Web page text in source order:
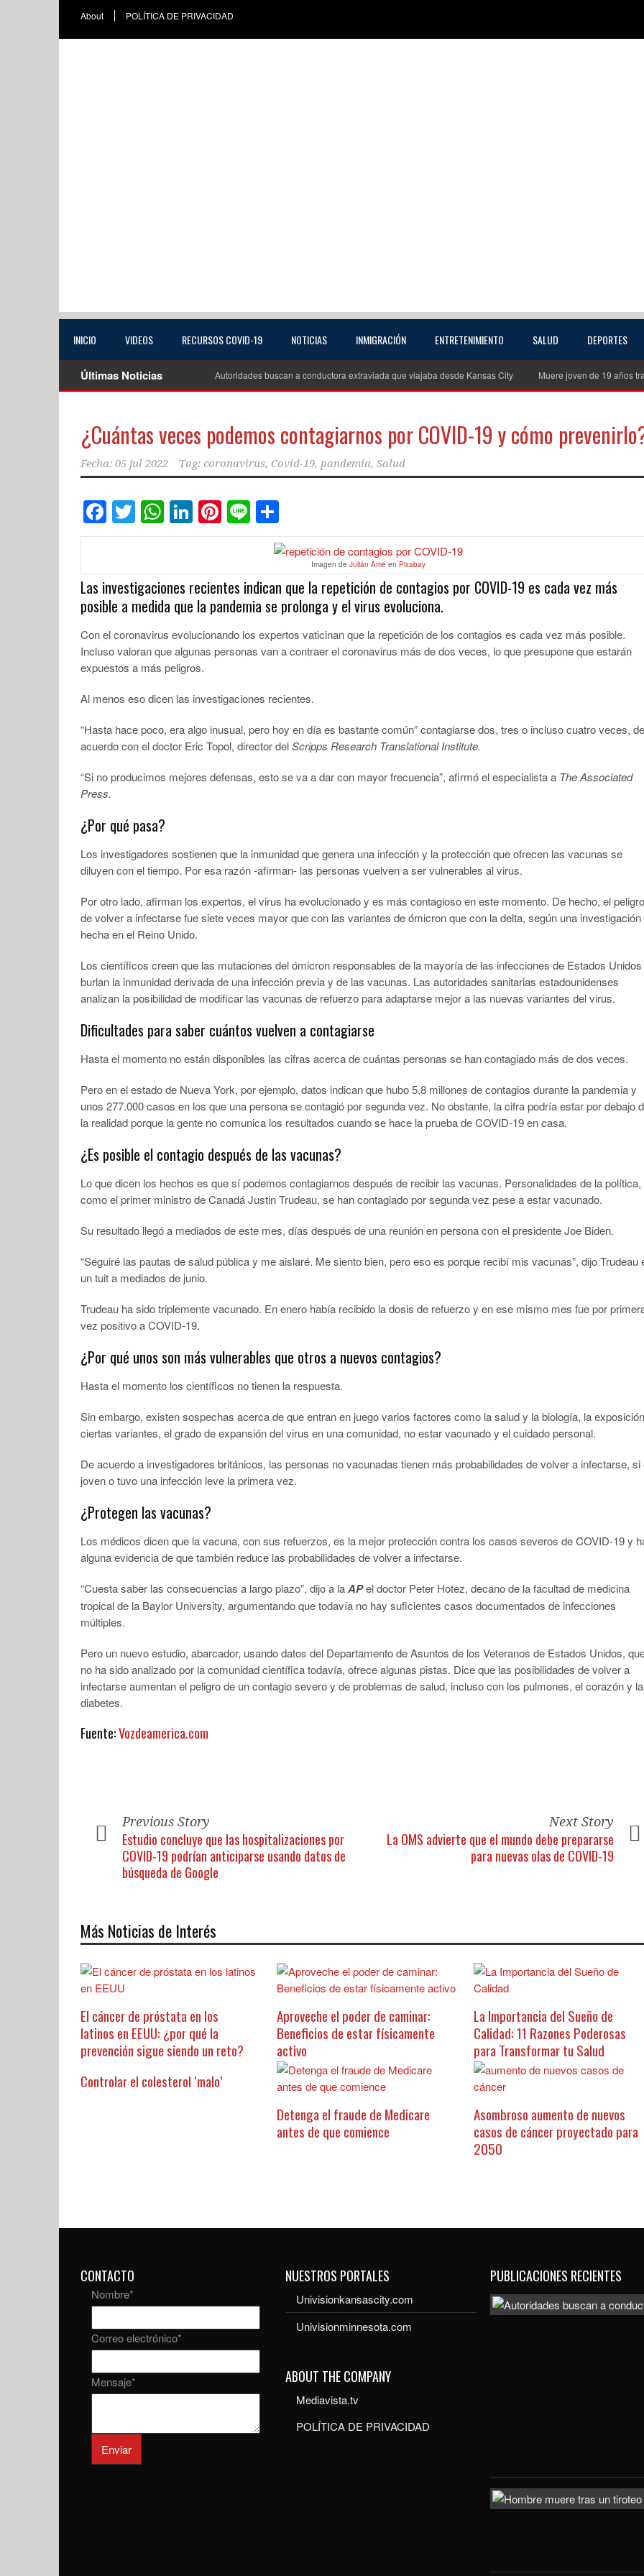
About POLÍTICA DE PRIVACIDAD
INICIO VIDEOS RECURSOS COVID-19 NOTICIAS INMIGRACIÓN ENTRETENIMIENTO SALUD DEPORTES
Últimas Noticias Autoridades buscan a conductora extraviada que viajaba desde Kansas City Muere joven de 19 años
¿Cuántas veces podemos contagiarnos por COVID-19 y cómo
Fecha: 05 jul 2022 Tag: coronavirus, Covid-19, pandemia, Salud
Facebook
Twitter
WhatsApp
LinkedIn
Pinterest
Line
Imagen de Julián Amé en Pixabay
Las investigaciones recientes indican que la repetición de contagios por COVID-19 es cada vez más
posible a medida que la pandemia se prolonga y el virus evoluciona.
Con el coronavirus evolucionando los expertos vaticinan que la repetición de los contagios es cada vez más posible.
Incluso valoran que algunas personas van a contraer el coronavirus más de dos veces, lo que presupone que estarán
expuestos a más peligros.
Al menos eso dicen las investigaciones recientes.
“Hasta hace poco, era algo inusual, pero hoy en día es bastante común” contagiarse dos, tres o incluso cuatro veces, de
acuerdo con el doctor Eric Topol, director delScripps Research Translational Institute.
“Si no producimos mejores defensas, esto se va a dar con mayor frecuencia”, afirmó el especialista a The Associated
Press.
¿Por qué pasa?
Los investigadores sostienen que la inmunidad que genera una infección y la protección que ofrecen las vacunas se
diluyen con el tiempo. Por esa razón -afirman- las personas vuelven a ser vulnerables al virus.
Por otro lado, afirman los expertos, el virus ha evolucionado y es más contagioso en este momento. De hecho, el peligro
de volver a infectarse fue siete veces mayor que con las variantes de ómicron que con la delta, según una investigación
hecha en el Reino Unido.
Los científicos creen que las mutaciones del ómicron responsables de la mayoría de las infecciones de Estados Unidos
burlan la inmunidad derivada de una infección previa y de las vacunas. Las autoridades sanitarias estadounidenses
analizan la posibilidad de modificar las vacunas de refuerzo para adaptarse mejor a las nuevas variantes del virus.
Dificultades para saber cuántos vuelven a contagiarse
Hasta el momento no están disponibles las cifras acerca de cuántas personas se han contagiado más de dos veces.
Pero en el estado de Nueva York, por ejemplo, datos indican que hubo 5,8 millones de contagios durante la pandemia y
unos 277.000 casos en los que una persona se contagió por segunda vez. No obstante, la cifra podría estar por debajo
la realidad porque la gente no comunica los resultados cuando se hace la prueba de COVID-19 en casa.
¿Es posible el contagio después de las vacunas?
Lo que dicen los hechos es que sí podemos contagiarnos después de recibir las vacunas. Personalidades de la política,
como el primer ministro de Canadá Justin Trudeau, se han contagiado por segunda vez pese a estar vacunado.
Su resultado llegó a mediados de este mes, días después de una reunión en persona con el presidente Joe Biden.
“Seguiré las pautas de salud pública y me aislaré. Me siento bien, pero eso es porque recibí mis vacunas”, dijo Trudeau
un tuit a mediados de junio.
Trudeau ha sido triplemente vacunado. En enero había recibido la dosis de refuerzo y en ese mismo mes fue por
vez positivo a COVID-19.
¿Por qué unos son más vulnerables que otros a nuevos contagios?
Hasta el momento los científicos no tienen la respuesta.
Sin embargo, existen sospechas acerca de que entran en juego varios factores como la salud y la biología, la
ciertas variantes, el grado de expansión del virus en una comunidad, no estar vacunado y el cuidado personal.
De acuerdo a investigadores británicos, las personas no vacunadas tienen más probabilidades de volver a infectarse, si
joven o tuvo una infección leve la primera vez.
¿Protegen las vacunas?
Los médicos dicen que la vacuna, con sus refuerzos, es la mejor protección contra los casos severos de COVID-19 y
alguna evidencia de que también reduce las probabilidades de volver a infectarse.
“Cuesta saber las consecuencias a largo plazo”, dijo a laAPel doctor Peter Hotez, decano de la facultad de medicina
tropical de la Baylor University, argumentando que todavía no hay suficientes casos documentados de infecciones
múltiples.
Pero un nuevo estudio, abarcador, usando datos del Departamento de Asuntos de los Veteranos de Estados Unidos,
no ha sido analizado por la comunidad científica todavía, ofrece algunas pistas. Dice que las posibilidades de volver a
infectarse aumentan el peligro de un contagio severo y de problemas de salud, incluso con los pulmones, el corazón y la
diabetes.
Fuente:Vozdeamerica.com
Previous Story
Estudio concluye que las hospitalizaciones por
COVID-19 podrían anticiparse usando datos de
búsqueda de Google
Next Story
La OMS advierte que el mundo debe prepararse
para nuevas olas de COVID-19
Más Noticias de Interés
El cáncer de próstata en los
latinos en EEUU: ¿por qué la
prevención sigue siendo un reto?
Aproveche el poder de caminar:
Beneficios de estar físicamente
activo
La Importancia del Sueño de
Calidad: 11 Razones Poderosas
para Transformar tu Salud
Controlar el colesterol ‘malo’
Detenga el fraude de Medicare
antes de que comience
Asombroso aumento de nuevos
casos de cáncer proyectado para
2050
CONTACTO
Nombre*
Correo electrónico*
Mensaje*
Enviar
NUESTROS PORTALES
Univisionkansascity.com
Univisionminnesota.com
ABOUT THE COMPANY
Mediavista.tv
POLÍTICA DE PRIVACIDAD
PUBLICACIONES RECIENTES